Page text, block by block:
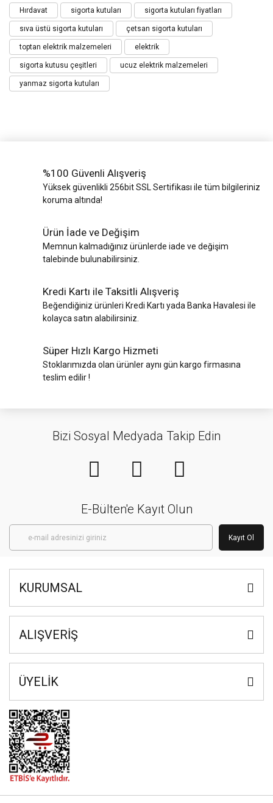
Hırdavat
sigorta kutuları sigorta kutuları fiyatları
sıva üstü sigorta kutuları çetsan sigorta kutuları
toptan elektrik malzemeleri elektrik
sigorta kutusu çeşitleri ucuz elektrik malzemeleri
yanmaz sigorta kutuları
%100 Güvenli Alışveriş
Yüksek güvenlikli 256bit SSL Sertifikası ile tüm bilgileriniz
koruma altında!
Ürün İade ve Değişim
Memnun kalmadığınız ürünlerde iade ve değişim
talebinde bulunabilirsiniz.
Kredi Kartı ile Taksitli Alışveriş
Beğendiğiniz ürünleri Kredi Kartı yada Banka Havalesi ile
kolayca satın alabilirsiniz.
Süper Hızlı Kargo Hizmeti
Stoklarımızda olan ürünler aynı gün kargo firmasına
teslim edilir !
Bizi Sosyal Medyada Takip Edin
E-Bülten'e Kayıt Olun
Kayıt Ol
KURUMSAL
ALIŞVERİŞ
ÜYELİK